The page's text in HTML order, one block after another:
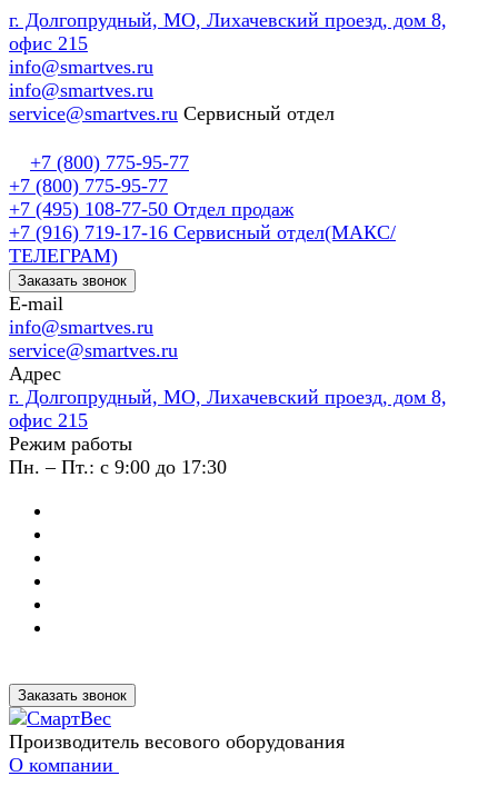
г. Долгопрудный, МО, Лихачевский проезд, дом 8,
офис 215
info@smartves.ru
info@smartves.ru
service@smartves.ru Сервисный отдел
+7 (800) 775-95-77
+7 (800) 775-95-77
+7 (495) 108-77-50 Отдел продаж
+7 (916) 719-17-16 Сервисный отдел(МАКС/
ТЕЛЕГРАМ)
Заказать звонок
E-mail
info@smartves.ru
service@smartves.ru
Адрес
г. Долгопрудный, МО, Лихачевский проезд, дом 8,
офис 215
Режим работы
Пн. – Пт.: с 9:00 до 17:30
Заказать звонок
Производитель весового оборудования
О компании